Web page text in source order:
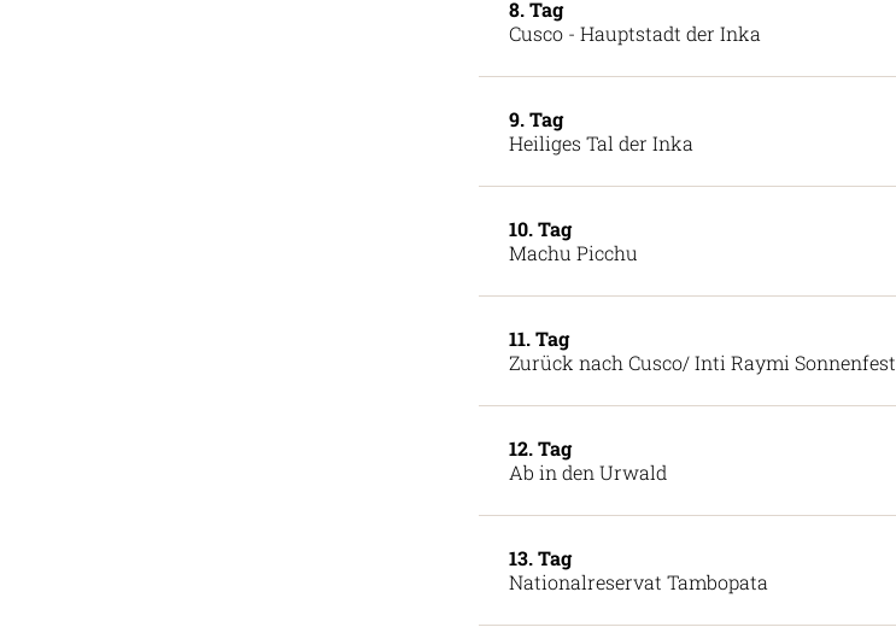
8. Tag
Cusco - Hauptstadt der Inka
9. Tag
Heiliges Tal der Inka
10. Tag
Machu Picchu
11. Tag
Zurück nach Cusco/ Inti Raymi Sonnenfest
12. Tag
Ab in den Urwald
13. Tag
Nationalreservat Tambopata